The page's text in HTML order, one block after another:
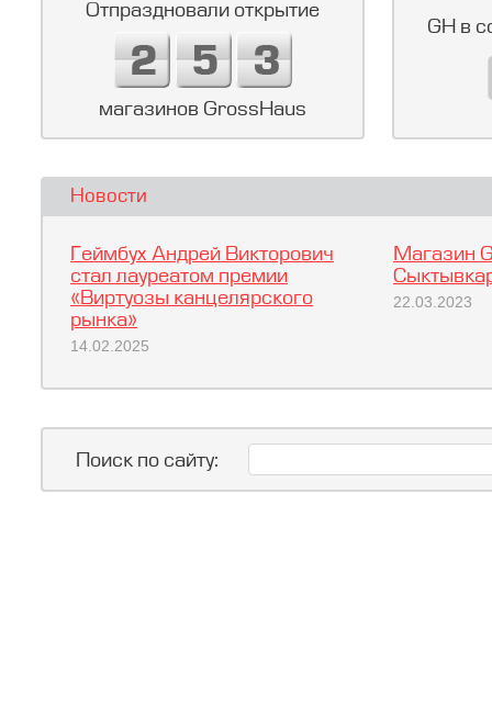
Отпраздновали открытие
магазинов GrossHaus
GH в
Новости
Геймбух Андрей Викторович
стал лауреатом премии
«Виртуозы канцелярского
рынка»
14.02.2025
Магазин
22.03.2023
Поиск по сайту: